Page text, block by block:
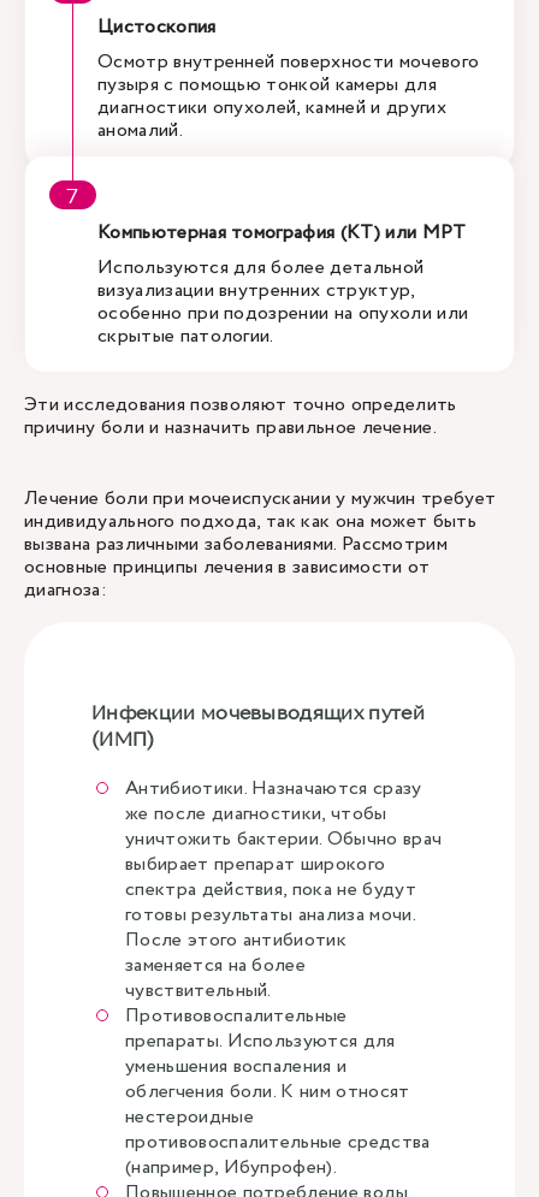
Цистоскопия
Осмотр внутренней поверхности мочевого
пузыря с помощью тонкой камеры для
диагностики опухолей, камней и других
аномалий.
Компьютерная томография (КТ) или МРТ
Используются для более детальной
визуализации внутренних структур,
особенно при подозрении на опухоли или
скрытые патологии.
Эти исследования позволяют точно определить
причину боли и назначить правильное лечение.
Лечение боли при мочеиспускании у мужчин требует
индивидуального подхода, так как она может быть
вызвана различными заболеваниями. Рассмотрим
основные принципы лечения в зависимости от
диагноза:
Инфекции мочевыводящих путей
(ИМП)
Антибиотики. Назначаются сразу
же после диагностики, чтобы
уничтожить бактерии. Обычно врач
выбирает препарат широкого
спектра действия, пока не будут
готовы результаты анализа мочи.
После этого антибиотик
заменяется на более
чувствительный.
Противовоспалительные
препараты. Используются для
уменьшения воспаления и
облегчения боли. К ним относят
нестероидные
противовоспалительные средства
(например, Ибупрофен).